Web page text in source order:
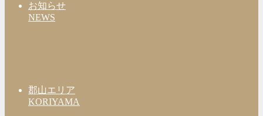
お知らせ
NEWS
郡山エリア
KORIYAMA